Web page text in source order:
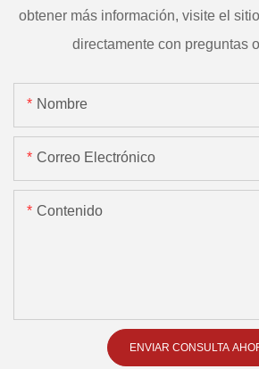
obtener más información, visite el
directamente con preguntas
Nombre
Correo Electrónico
Contenido
ENVIAR CONSULTA